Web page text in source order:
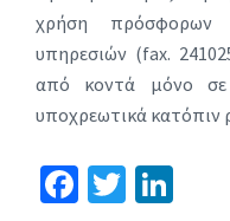
χρήση πρόσφορων
υπηρεσιών (fax.
από κοντά μόνο σε
υποχρεωτικά κατόπιν
Fa T